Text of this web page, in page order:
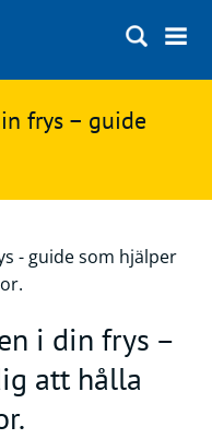
frys – guide
i din frys –
att hålla